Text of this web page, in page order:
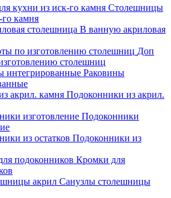
Столешницы
го камня
В ванную акриловая
Доп
столешниц
Раковины
Подоконники из акрил.
Подоконники
Подоконники из
Кромки для
Санузлы столешницы